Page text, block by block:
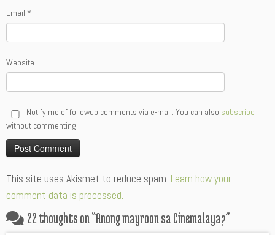
Email *
Website
Notify me of followup comments via e-mail. You can also subscribe
without commenting.
This site uses Akismet to reduce spam. Learn how your
comment data is processed.
22 thoughts on “Anong mayroon sa Cinemalaya?”